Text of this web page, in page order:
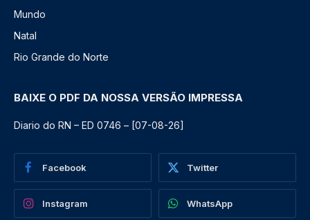
Mundo
Natal
Rio Grande do Norte
BAIXE O PDF DA NOSSA VERSÃO IMPRESSA
Diario do RN – ED 0746 – [07-08-26]
Facebook Twitter
Instagram WhatsApp